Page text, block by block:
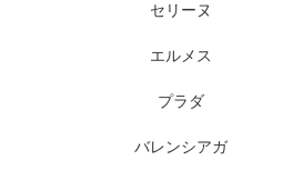
セリーヌ
エルメス
プラダ
バレンシアガ